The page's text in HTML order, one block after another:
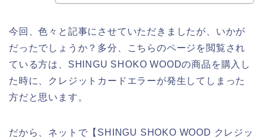
今回、色々と記事にさせていただきましたが、いかが
だったでしょうか？多分、こちらのページを閲覧され
ている方は、SHINGU SHOKO WOODの商品を購入し
た時に、クレジットカードエラーが発生してしまった
方だと思います。
だから、ネットで【SHINGU SHOKO WOOD クレジッ